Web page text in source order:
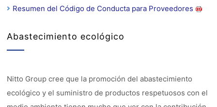
Resumen del Código de Conducta para Proveedores
Abastecimiento ecológico
Nitto Group cree que la promoción del abastecimiento
ecológico y el suministro de productos respetuosos con el